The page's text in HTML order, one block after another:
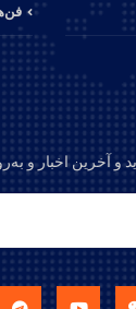
و آخرین اخبار و